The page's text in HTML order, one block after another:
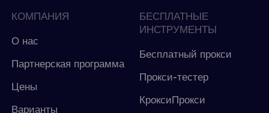
КОМПАНИЯ
О нас
Партнерская программа
Цены
Варианты
БЕСПЛАТНЫЕ
ИНСТРУМЕНТЫ
Бесплатный прокси
Прокси-тестер
КроксиПрокси